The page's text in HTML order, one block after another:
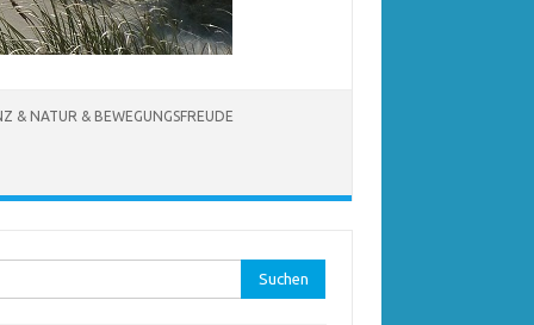
& NATUR & BEWEGUNGSFREUDE